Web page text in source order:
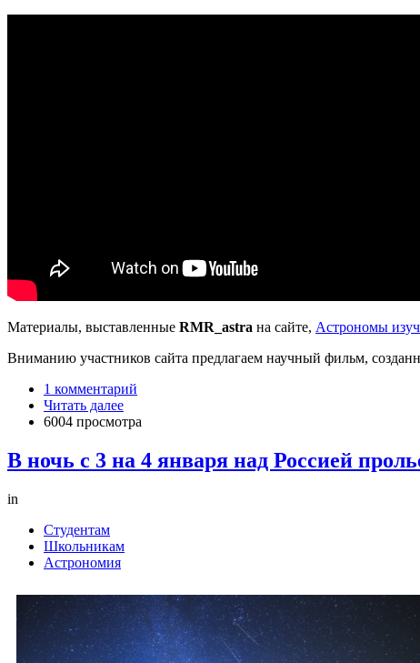
Материалы, выставленные RMR_astra на сайте, Астрономы
Вниманию участников сайта предлагаем научный фильм,
1 комментарий
Читать далее
6004 просмотра
В ночь с 3 на 4 января над Россией
in
Студентам
Школьникам
Астрономия